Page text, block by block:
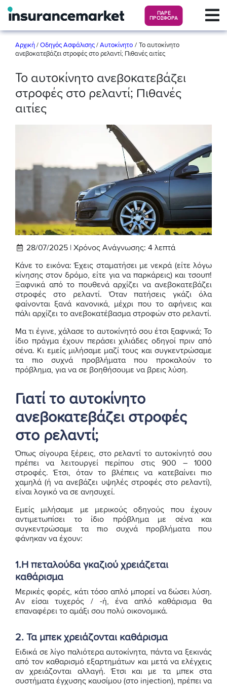
ΠΑΡΕ
ΠΡΟΣΦΟΡΑ
Αρχική / Οδηγός Ασφάλισης / Αυτοκίνητο / Το αυτοκίνητο
ανεβοκατεβάζει στροφές στο ρελαντί; Πιθανές αιτίες
Το αυτοκίνητο ανεβοκατεβάζει
στροφές στο ρελαντί; Πιθανές
αιτίες
28/07/2025 | Χρόνος Ανάγνωσης: 4 λεπτά
Κάνε το εικόνα: Έχεις σταματήσει με νεκρά (είτε λόγω
κίνησης στον δρόμο, είτε για να παρκάρεις) και τσουπ!
Ξαφνικά από το πουθενά αρχίζει να ανεβοκατεβάζει
στροφές στο ρελαντί. Όταν πατήσεις γκάζι όλα
φαίνονται ξανά κανονικά, μέχρι που το αφήνεις και
πάλι αρχίζει το ανεβοκατέβασμα στροφών στο ρελαντί.
Μα τι έγινε, χάλασε το αυτοκίνητό σου έτσι ξαφνικά; Το
ίδιο πράγμα έχουν περάσει χιλιάδες οδηγοί πριν από
σένα. Κι εμείς μιλήσαμε μαζί τους και συγκεντρώσαμε
τα πιο συχνά προβλήματα που προκαλούν το
πρόβλημα, για να σε βοηθήσουμε να βρεις λύση.
Γιατί το αυτοκίνητο
ανεβοκατεβάζει στροφές
στο ρελαντί;
Όπως σίγουρα ξέρεις, στο ρελαντί το αυτοκίνητό σου
πρέπει να λειτουργεί περίπου στις 900 – 1000
στροφές. Έτσι, όταν το βλέπεις να κατεβαίνει πιο
χαμηλά (ή να ανεβάζει υψηλές στροφές στο ρελαντί),
είναι λογικό να σε ανησυχεί.
Εμείς μιλήσαμε με μερικούς οδηγούς που έχουν
αντιμετωπίσει το ίδιο πρόβλημα με σένα και
συγκεντρώσαμε τα πιο συχνά προβλήματα που
φάνηκαν να έχουν:
1.Η πεταλούδα γκαζιού χρειάζεται
καθάρισμα
Μερικές φορές, κάτι τόσο απλό μπορεί να δώσει λύση.
Αν είσαι τυχερός / -ή, ένα απλό καθάρισμα θα
επαναφέρει το αμάξι σου πολύ οικονομικά.
2. Τα μπεκ χρειάζονται καθάρισμα
Ειδικά σε λίγο παλιότερα αυτοκίνητα, πάντα να ξεκινάς
από τον καθαρισμό εξαρτημάτων και μετά να ελέγχεις
αν χρειάζονται αλλαγή. Έτσι και με τα μπεκ στα
συστήματα έγχυσης καυσίμου (στο injection), πρέπει να